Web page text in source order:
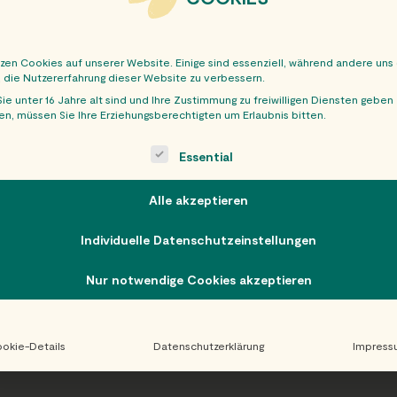
Cookies auf unserer Website. Einige sind essenziell, während andere uns
Nutzererfahrung dieser Website zu verbessern.
unter 16 Jahre alt sind und Ihre Zustimmung zu freiwilligen Diensten geben
müssen Sie Ihre Erziehungsberechtigten um Erlaubnis bitten.
is a list of service groups for which consent can be
Essential
Alle akzeptieren
Individuelle Datenschutzeinstellungen
Nur notwendige Cookies akzeptieren
Details Datenschutzerklärung